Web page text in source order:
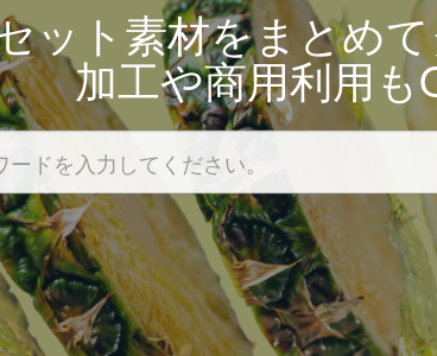
ット素材をまとめ
加工や商用利用も